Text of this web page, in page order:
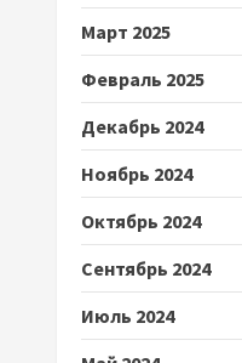
Март 2025
Февраль 2025
Декабрь 2024
Ноябрь 2024
Октябрь 2024
Сентябрь 2024
Июль 2024